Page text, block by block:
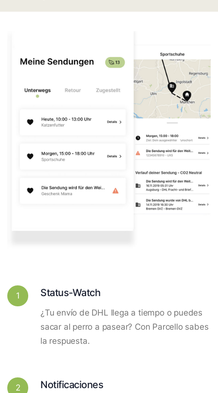
1 Status-Watch
¿Tu envío de DHL llega a tiempo o puedes
sacar al perro a pasear? Con Parcello sabes
la respuesta.
2 Notificaciones